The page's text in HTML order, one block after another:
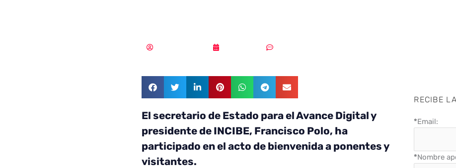
El secretario de Estado para el Avance Digital y
presidente de INCIBE, Francisco Polo, ha
participado en el acto de bienvenida a ponentes y
visitantes.
RECIBE LA
*Email:
*Nombre